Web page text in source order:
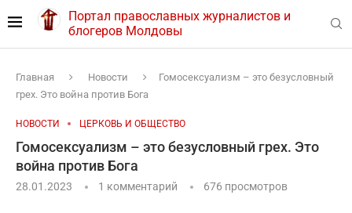
Портал православных журналистов и
блогеров Молдовы
Главная Новости
Гомосексуализм – это безусловный
грех. Это война против Бога
НОВОСТИ ЦЕРКОВЬ И ОБЩЕСТВО
Гомосексуализм – это безусловный грех. Это
война против Бога
28.01.2023 1 комментарий 676 просмотров